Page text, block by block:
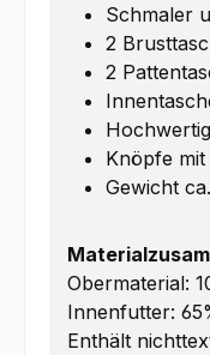
Schmaler
2
2
Knöpfe
Gewicht
Obermaterial:
Innenfutter:
Enthält